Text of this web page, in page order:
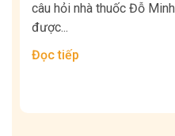
câu hỏi nhà thuốc Đỗ
được...
Đọc tiếp